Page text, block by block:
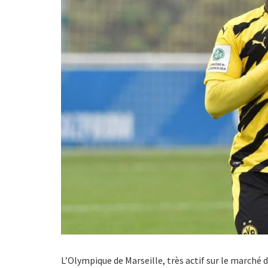
L’Olympique de Marseille, très actif sur le